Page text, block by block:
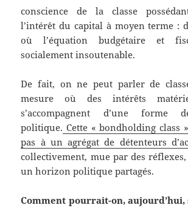
conscience de la classe
l’intérêt du capital à moyen terme :
où l’équation budgétaire et
socialement insoutenable.
De fait, on ne peut parler de
mesure où des intérêts
s’accompagnent d’une forme
politique. Cette « bondholding class
pas à un agrégat de détenteurs
collectivement, mue par des
un horizon politique partagés.
Comment pourrait-on,